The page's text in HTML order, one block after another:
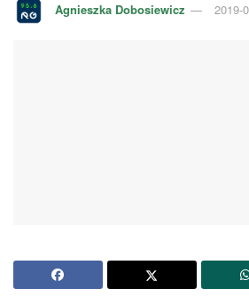
Agnieszka Dobosiewicz 2019-